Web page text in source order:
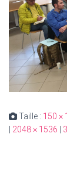
Taille : 150 ×
| 2048 × 1536 |